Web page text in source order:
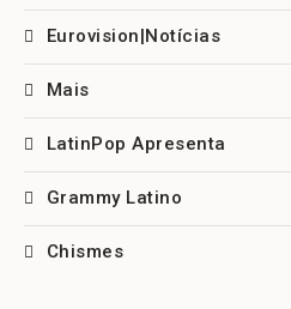
Eurovision|Notícias
Mais
LatinPop Apresenta
Grammy Latino
Chismes